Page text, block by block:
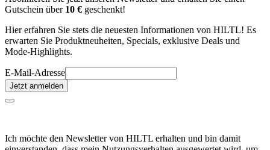
Gutschein über 10 € geschenkt!
Hier erfahren Sie stets die neuesten Informationen von HILTL! Es
erwarten Sie Produktneuheiten, Specials, exklusive Deals und
Mode-Highlights.
E-Mail-Adresse
Jetzt anmelden
Ich möchte den Newsletter von HILTL erhalten und bin damit